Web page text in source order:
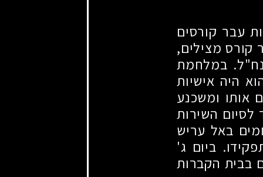
עבר קורסים
קורס מצילים,
במלחמת
היה אישיות
אותו ומשכנע
השירות
באל עריש
ביום ג'
בבית הקברות